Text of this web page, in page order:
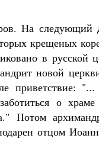
На следующий
крещеных
в русской
новой
приветствие:
о
Потом
отцом